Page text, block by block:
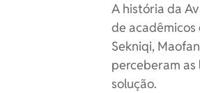
A história da
de acadêmicos
Sekniqi,
perceberam as
solução.